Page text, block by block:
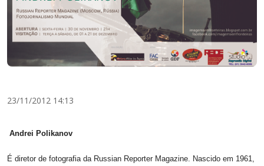
23/11/2012 14:13
Andrei Polikanov
É diretor de fotografia da Russian Reporter Magazine. Nascido em 1961,